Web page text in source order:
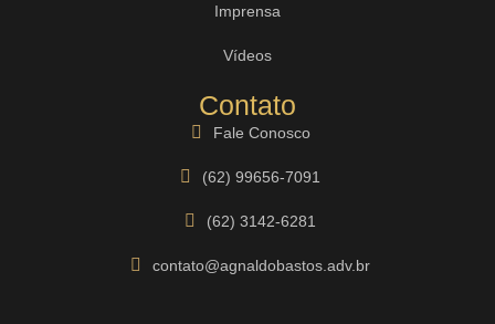
Imprensa
Vídeos
Contato
Fale Conosco
(62) 99656-7091
(62) 3142-6281
contato@agnaldobastos.adv.br